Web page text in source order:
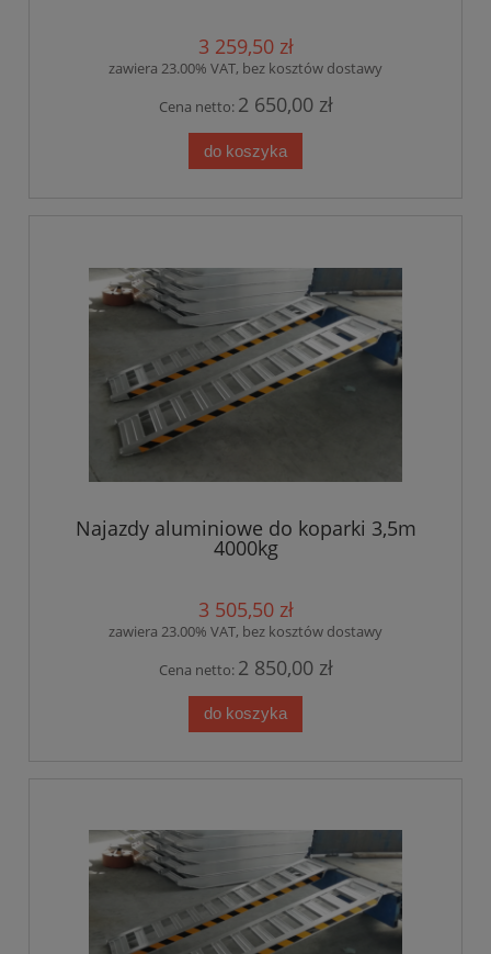
3 259,50 zł
zawiera 23.00% VAT, bez kosztów dostawy
Cena netto: 2 650,00 zł
do koszyka
Najazdy aluminiowe do koparki 3,5m
4000kg
3 505,50 zł
zawiera 23.00% VAT, bez kosztów dostawy
Cena netto: 2 850,00 zł
do koszyka